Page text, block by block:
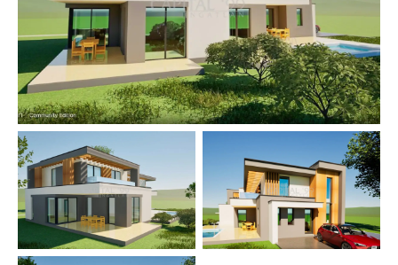
hoofdstad van het Balatonmeer. Het is het commerciële,
economische en culturele centrum van de regio met
talrijke toeristische attracties (Festetics Palace, Balaton
Museum, etc.). Naast zwemmen biedt het Balatonmeer in
de zomermaanden ook andere watersporten (zeilen,
vissen, etc.) en recreatiemogelijkheden. Op 2 km van de
plaats ligt Hévíz, waar het grootste natuurlijke thermale
meer van Europa zich bevindt, dat het hele jaar door
geschikt is om in te zwemmen. Aan het meer is een
geavanceerd medisch centrum gebouwd waar patiënten
met bewegingsstoornissen succesvol worden behandeld.
Het centrum biedt tevens mogelijkheden voor fysieke en
spirituele ontspanning.